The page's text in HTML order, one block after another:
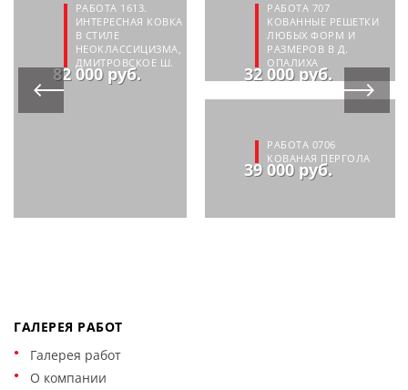
РАБОТА 1613.
ИНТЕРЕСНАЯ КОВКА
В СТИЛЕ
НЕОКЛАССИЦИЗМА,
ДМИТРОВСКОЕ Ш.
82 000 руб.
РАБОТА 707
КОВАННЫЕ РЕШЕТКИ
ЛЮБЫХ ФОРМ И
РАЗМЕРОВ В Д.
ОПАЛИХА
32 000 руб.
РАБОТА 0706
КОВАНАЯ ПЕРГОЛА
39 000 руб.
ГАЛЕРЕЯ РАБОТ
Галерея работ
О компании